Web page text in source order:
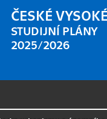
ČESKÉ
STUDIJNÍ PLÁNY
2025/2026